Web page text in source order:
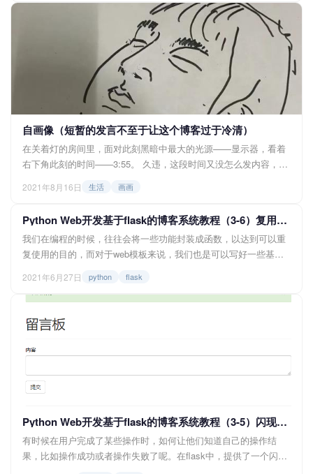
自画像（短暂的发言不至于让这个博客过于冷清）
在关着灯的房间里，面对此刻黑暗中最大的光源——显示器，看着
右下角此刻的时间——3:55。 久违，这段时间又没怎么发内容，这
打出此刻想打出的任何句子。但是说实话，我确实不知道说些什
我新鲜出炉的自画像《瞌睡图》</str...
2021年8月16日 生活 画画
Python Web开发基于flask的博客系统教程（3-6）复用模板的方式：继承和组件化
我们在编程的时候，往往会将一些功能封装成函数，以达到可以重
复使用的目的，而对于web模板来说，我们也是可以写好一些基础
之前有讲过，先写好一个基础的页面模板（如base.html），之后新
的模板在这个基础模板上继承拓展，就可以减少重复写一些部分代
码的工作了。 <...
2021年6月27日 python flask
Python Web开发基于flask的博客系统教程（3-5）闪现消息flash
有时候在用户完成了某些操作时，如何让他们知道自己的操作结
果，比如操作成功或者操作失败了呢。在flask中，提供了一个闪现